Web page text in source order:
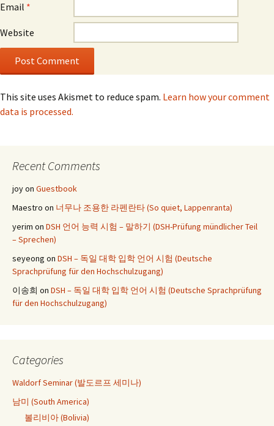
Email *
Website
This site uses Akismet to reduce spam. Learn how your comment
data is processed.
Recent Comments
joyon Guestbook
Maestro on 너무나 조용한 라펜란타 (So quiet, Lappenranta)
yerim on DSH 언어 능력 시험 – 말하기 (DSH-Prüfung mündlicher Teil
– Sprechen)
seyeong on DSH – 독일 대학 입학 언어 시험 (Deutsche
Sprachprüfung für den Hochschulzugang)
이송희 on DSH – 독일 대학 입학 언어 시험 (Deutsche Sprachprüfung
für den Hochschulzugang)
Categories
Waldorf Seminar (발도르프 세미나)
남미 (South America)
볼리비아 (Bolivia)